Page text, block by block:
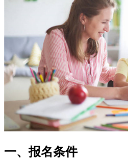
一、报名条件